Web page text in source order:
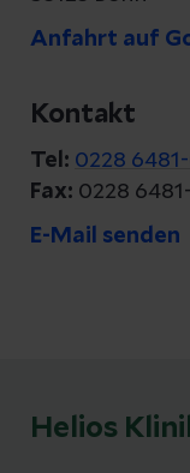
Anfahrt auf
Kontakt
Tel: 0228
Fax: 0228
E-Mail senden
Helios